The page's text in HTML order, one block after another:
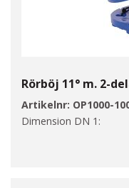
Rörböj 11° m. 2-
Artikelnr: OP1000-
Dimension DN 1: